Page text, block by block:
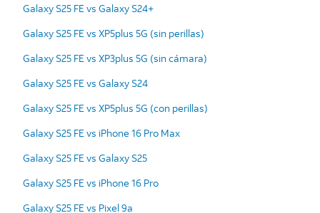
Galaxy S25 FE vs Galaxy S24+
Galaxy S25 FE vs XP5plus 5G (sin perillas)
Galaxy S25 FE vs XP3plus 5G (sin cámara)
Galaxy S25 FE vs Galaxy S24
Galaxy S25 FE vs XP5plus 5G (con perillas)
Galaxy S25 FE vs iPhone 16 Pro Max
Galaxy S25 FE vs Galaxy S25
Galaxy S25 FE vs iPhone 16 Pro
Galaxy S25 FE vs Pixel 9a